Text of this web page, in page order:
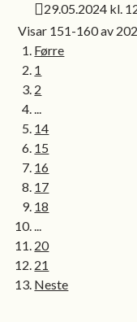
Publisert
29.05.2024 kl.
Visar 151-160av 202
Førre
1
2
...
14
15
16
17
18
...
20
21
Neste